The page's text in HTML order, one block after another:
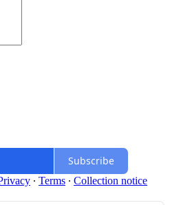
Subscribe
∙ Terms ∙ Collection notice